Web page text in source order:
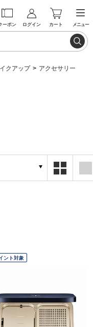
ーポン ログイン カート メニュー
クアップ
アクセサリー
ント対象